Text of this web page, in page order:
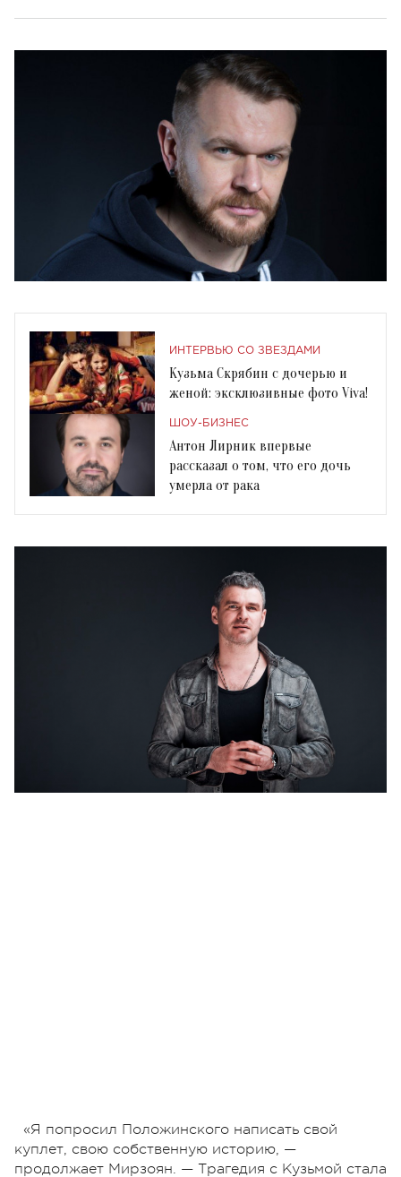
ИНТЕРВЬЮ СО ЗВЕЗДАМИ
Кузьма Скрябин с дочерью и
женой: эксклюзивные фото Viva!
ШОУ-БИЗНЕС
Антон Лирник впервые
рассказал о том, что его дочь
умерла от рака
«Я попросил Положинского написать свой
куплет, свою собственную историю, —
продолжает Мирзоян. — Трагедия с Кузьмой стала